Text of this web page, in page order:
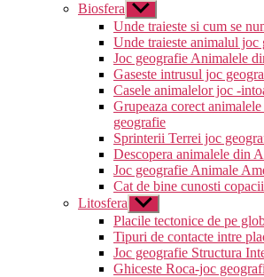
Biosfera Arată
submeniul
Unde traieste si cum se
Unde traieste animalul joc
Joc geografie Animalele
Gaseste intrusul joc
Casele animalelor joc -
Grupeaza corect
geografie
Sprinterii Terrei joc
Descopera animalele din
Joc geografie Animale
Cat de bine cunosti
Litosfera Arată
submeniul
Placile tectonice de pe
Tipuri de contacte intre
Joc geografie Structura
Ghiceste Roca-joc